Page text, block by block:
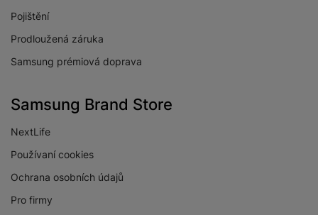
Pojištění
Prodloužená záruka
Samsung prémiová doprava
Samsung Brand Store
NextLife
Používaní cookies
Ochrana osobních údajů
Pro firmy